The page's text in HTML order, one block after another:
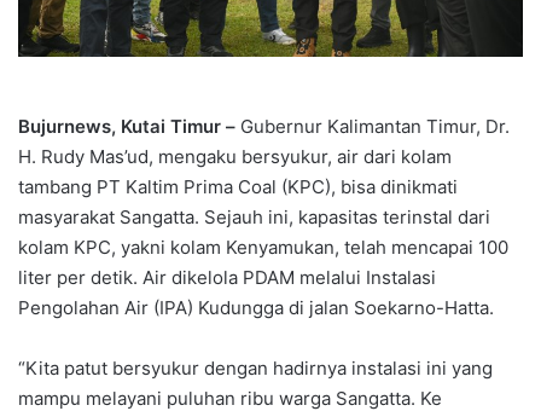
Bujurnews, Kutai Timur – Gubernur Kalimantan Timur, Dr.
H. Rudy Mas’ud, mengaku bersyukur, air dari kolam
tambang PT Kaltim Prima Coal (KPC), bisa dinikmati
masyarakat Sangatta. Sejauh ini, kapasitas terinstal dari
kolam KPC, yakni kolam Kenyamukan, telah mencapai 100
liter per detik. Air dikelola PDAM melalui Instalasi
Pengolahan Air (IPA) Kudungga di jalan Soekarno-Hatta.
“Kita patut bersyukur dengan hadirnya instalasi ini yang
mampu melayani puluhan ribu warga Sangatta. Ke